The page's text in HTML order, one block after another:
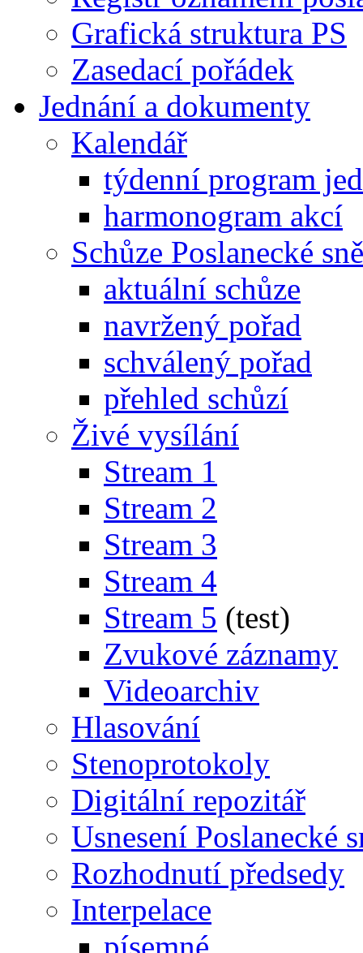
Grafická struktura PS
Zasedací pořádek
Jednání a dokumenty
Kalendář
týdenní program
harmonogram akcí
Schůze Poslanecké
aktuální schůze
navržený pořad
schválený pořad
přehled schůzí
Živé vysílání
Stream 1
Stream 2
Stream 3
Stream 4
Stream 5 (test)
Zvukové záznamy
Videoarchiv
Hlasování
Stenoprotokoly
Digitální repozitář
Usnesení Poslanecké
Rozhodnutí předsedy
Interpelace